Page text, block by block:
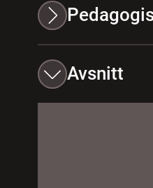
Avsnitt